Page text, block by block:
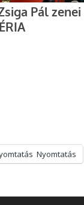
Nyomtatás